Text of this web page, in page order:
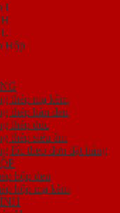
I
Hộp
thép mạ kẽm
thép hàn đen
thép đúc
thép siêu âm
lốc theo đơn đặt hàng
hộp đen
hộp mạ kẽm